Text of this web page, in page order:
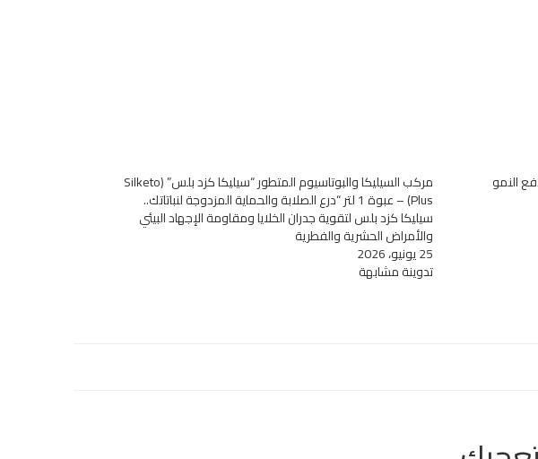
النمو مركب السيليكا والبوتاسيوم المتطور “سيليكا كزد بلس” (Silketo
Plus) – عبوة 1 لتر “درع الصلابة والحماية المزدوجة لنباتاتك..
سيليكا كزد بلس لتقوية جدران الخلايا ومقاومة الإجهاد البيئي
والأمراض الحشرية والفطرية
25 يونيو، 2026
تدوينة مشابهة